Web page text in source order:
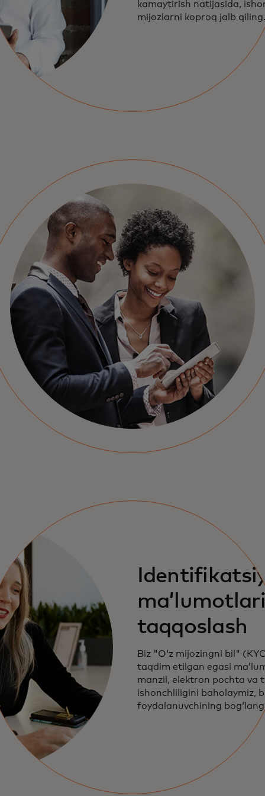
kamaytirish natijasida,
mijozlarni koproq jalb qiling.
taqqoslash
Biz "O‘z mijozingni bil"
taqdim etilgan egasi
manzil, elektron pochta va
ishonchliligini baholaymiz,
foydalanuvchining
muassasasi tomonidan
maʼlumotlar bilan